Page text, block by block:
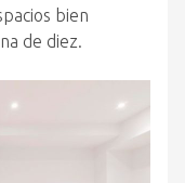
bien
de diez.